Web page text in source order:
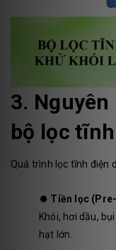
3.
bộ lọc
Quá trình lọc tĩnh điện
⏺️ Tiền lọc
Khói, hơi dầu,
hạt lớn.